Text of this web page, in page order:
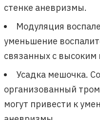
стенке аневризмы.
Модуляция
уменьшение
связанных с
Усадка мешочка.
организованный
могут привести к